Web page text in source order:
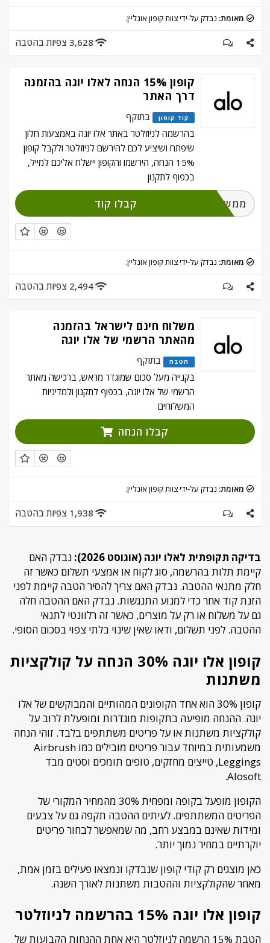
מאומת: נבדק על-ידי צוות קופון אונליין.
3,628 צפיות בהטבה
קופון 15% הנחה לאלו יוגה בהזמנה
דרך האתר
קוד קופון
בתוקף
בהרשמה לניוזלטר באתר אלו יוגה באמצעות חלון
שיפתח ושיציע לכם להירשם לניוזלטר ולקבל קופון
15% הנחה, הירשמו והקופון יישלח אליכם למייל,
בכפוף לתקנון
ממשו והירשמו קבלו קוד
מאומת: נבדק על-ידי צוות קופון אונליין.
2,494 צפיות בהטבה
משלוח חינם לישראל בהזמנה
מהאתר הרשמי של אלו יוגה
הטבה
בתוקף
בקנייה מעל סכום שמוגדר מראש, ברכישה מאתר
הרשמי של אלו יוגה, בכפוף לתקנון ולמדיניות
המשלוחים
קבלו הנחה
מאומת: נבדק על-ידי צוות קופון אונליין.
1,938 צפיות בהטבה
בדיקה תקופתית לאלו יוגה (אוגוסט 2026):
נבדק האם
קיימת תלות בהרשמה, סוג לקוח או אמצעי תשלום כאשר זה
חלק מתנאי ההטבה. נבדק האם צריך להסיר הטבה קיימת לפני
הזנת קוד אחר כדי למנוע התנגשות. נבדק האם ההטבה חלה
גם על משלוח או רק על מוצרים, כאשר זה רלוונטי לתנאי
ההטבה. לפני תשלום, ודאו שאין שינוי בלתי צפוי בסכום הסופי.
קופון אלו יוגה 30% הנחה על קולקציות
משתנות
קופון 30% הוא אחד הקופונים המהותיים והמבוקשים של אלו
יוגה. ההנחה מופיעה בתקופות מוגדרות ומופעלת לרוב על
קולקציות משתנות או על פריטים משתתפים בלבד. זוהי הנחה
משמעותית במיוחד עבור פריטים מובילים כמו Airbrush
Leggings, טייצים מחזקים, טופים תומכים וסטים מבד
Alosoft.
הקופון מופעל בקופה ומפחית 30% מהמחיר המקורי של
הפריטים המשתתפים. לעיתים ההטבה תקפה גם על צבעים
ומידות שאינם במבצע רחב, מה שמאפשר לבחור פריטים
יוקרתיים במחיר נמוך יותר.
כאן מוצגים רק קודי קופון שנבדקו ונמצאו פעילים בזמן אמת,
מאחר שהקולקציות וההטבות משתנות לאורך השנה.
קופון אלו יוגה 15% בהרשמה לניוזלטר
הטבת 15% הרשמה לניוזלטר היא אחת ההנחות הקבועות של